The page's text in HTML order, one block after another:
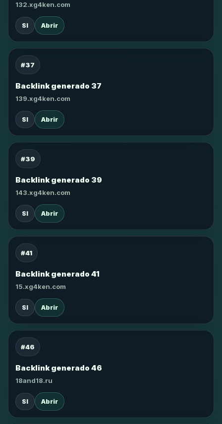
132.xg4ken.com
SI Abrir
#37
Backlink generado 37
139.xg4ken.com
SI Abrir
#39
Backlink generado 39
143.xg4ken.com
SI Abrir
#41
Backlink generado 41
15.xg4ken.com
SI Abrir
#46
Backlink generado 46
18and18.ru
SI Abrir